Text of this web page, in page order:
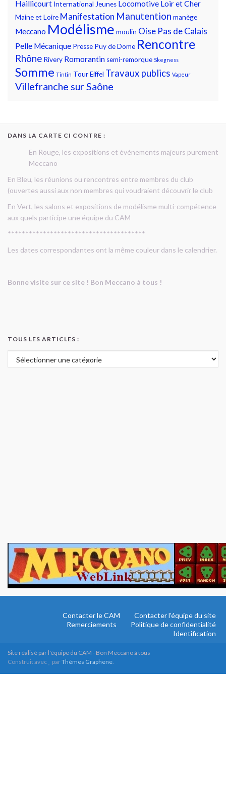
Haillicourt International Jeunes Locomotive Loir et Cher
Maine et Loire Manifestation Manutention manège
Meccano Modélisme moulin Oise Pas de Calais
Pelle Mécanique Presse Puy de Dome Rencontre
Rhône Rivery Romorantin semi-remorque Skegness
Somme Tintin Tour Eiffel Travaux publics Vapeur
Villefranche sur Saône
DANS LA CARTE CI CONTRE :
En Rouge, les expositions et événements majeurs purement
Meccano
En Bleu, les réunions ou rencontres entre membres du club
(ouvertes aussi aux non membres qui voudraient découvrir le club
En Vert, les salons et expositions de modélisme multi-compétence
aux quels participe une équipe du CAM
***************************************
Les dates correspondantes ont la même couleur dans le calendrier.
Bonne visite sur ce site ! Bon Meccano à tous !
TOUS LES ARTICLES :
Tous les articles :
Contacter le CAM
Contacter l’équipe du site
Remerciements
Politique de confidentialité
Identification
Site réalisé par l'équipe du CAM - Bon Meccano à tous
Construit avec
parThèmes Graphene.